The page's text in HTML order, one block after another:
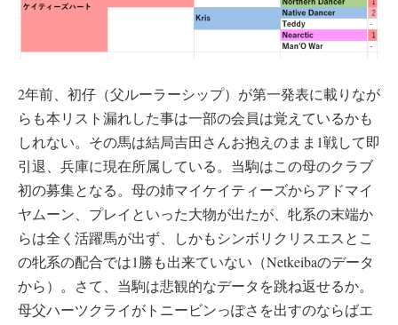
2年前、初仔（父ルーラーシップ）が第一発表に載りなが
らも本リスト漏れした事は一部の会員は覚えているかも
しれない。その馬は結局吉田さんお抱えのまま1戦して即
引退、兵庫に現在所属している。当駒はこの母のクラブ
初の募集となる。母の姉マイケイティーズからアドマイ
ヤムーン、プレイといった大物が出たが、牝系の末端か
らは全く活躍馬が出ず、しかもシンボリクリスエスとこ
の牝系の配合では1勝も出来ていない（Netkeibaのデータ
から）。さて、当駒は悲観的なデータを跳ね返せるか。
母父ハーツクライがトニービンっぽさを出すのならばエ